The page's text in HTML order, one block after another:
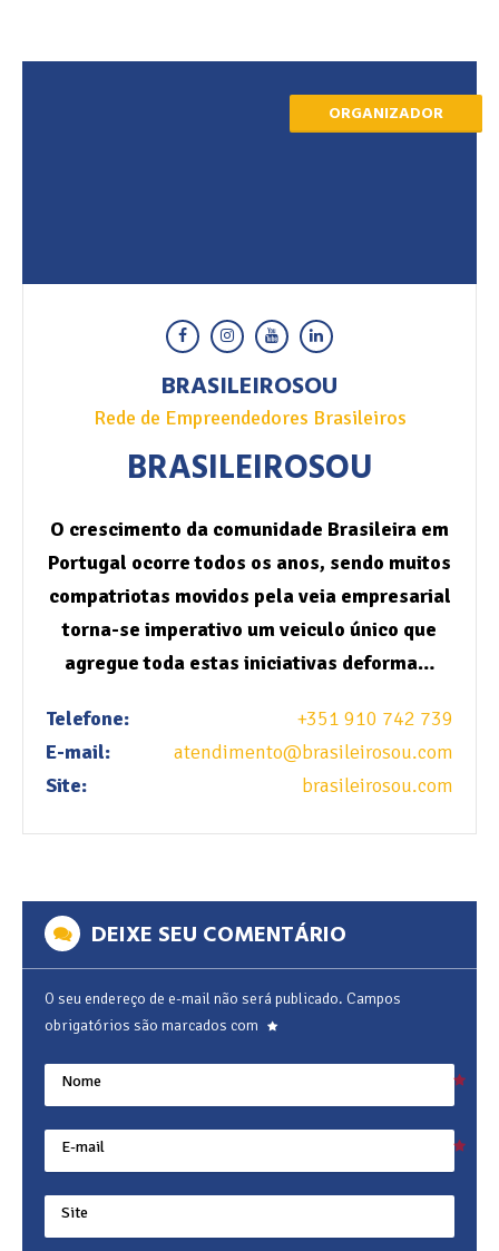
ORGANIZADOR
BRASILEIROSOU
Rede de Empreendedores Brasileiros
BRASILEIROSOU
O crescimento da comunidade Brasileira em
Portugal ocorre todos os anos, sendo muitos
compatriotas movidos pela veia empresarial
torna-se imperativo um veiculo único que
agregue toda estas iniciativas deforma…
Telefone:
+351 910 742 739
E-mail:
atendimento@brasileirosou.com
Site:
brasileirosou.com
DEIXE SEU COMENTÁRIO
O seu endereço de e-mail não será publicado. Campos
obrigatórios são marcados com
Nome
E-mail
Site